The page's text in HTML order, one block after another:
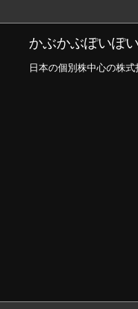
かぶかぶぽいぽい
日本の個別株中心の株